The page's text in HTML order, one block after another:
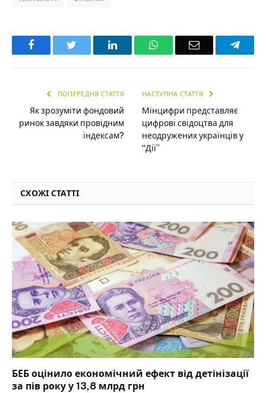
Facebook LinkedInWhatsAppEmail
ПОПЕРЕДНЯ СТАТТЯ
Як зрозуміти фондовий
ринок завдяки провідним
індексам?
НАСТУПНА СТАТТЯ
Мінцифри представляє
цифрові свідоцтва для
неодружених українців у
“Дії”
СХОЖІ СТАТТІ
БЕБ оцінило економічний ефект від детінізації
за пів року у 13,8 млрд грн